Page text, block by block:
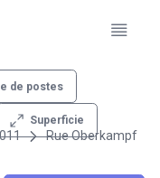
de postes
Superficie
Rue Oberkampf